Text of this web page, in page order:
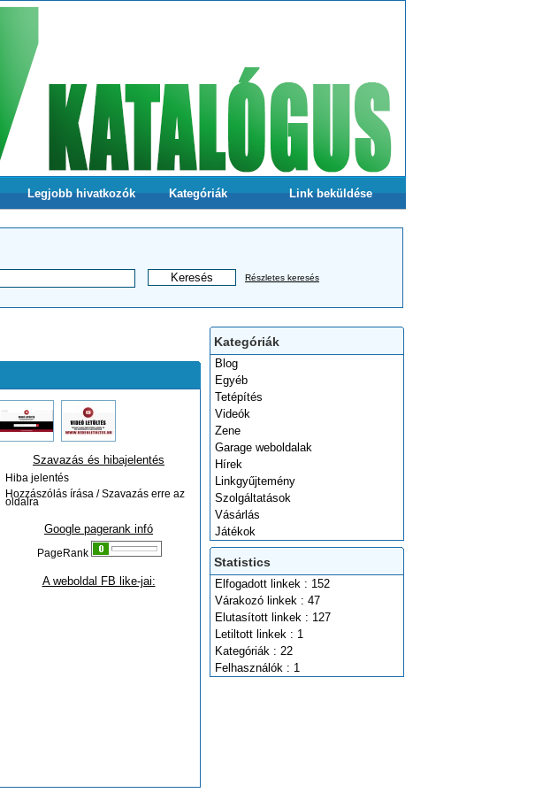
Legjobb hivatkozók
a webodlalunkra
Kategóriák Link beküldése
Részletes keresés
Kategóriák
Blog
Egyéb
Tetépítés
Videók
Zene
Garage weboldalak
Hírek
Linkgyűjtemény
Szolgáltatások
Vásárlás
Játékok
Statistics
Elfogadott linkek : 152
Várakozó linkek : 47
Elutasított linkek : 127
Letiltott linkek : 1
Kategóriák : 22
Felhasználók : 1
Szavazás és hibajelentés
Hiba jelentés
Hozzászólás írása / Szavazás erre az
oldalra
Google pagerank infó
PageRank
A weboldal FB like-jai: